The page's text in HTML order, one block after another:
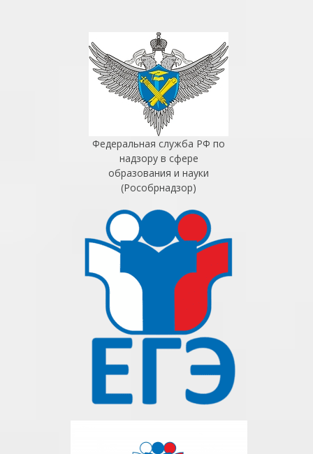
Федеральная служба РФ по
надзору в сфере
образования и науки
(Рособрнадзор)